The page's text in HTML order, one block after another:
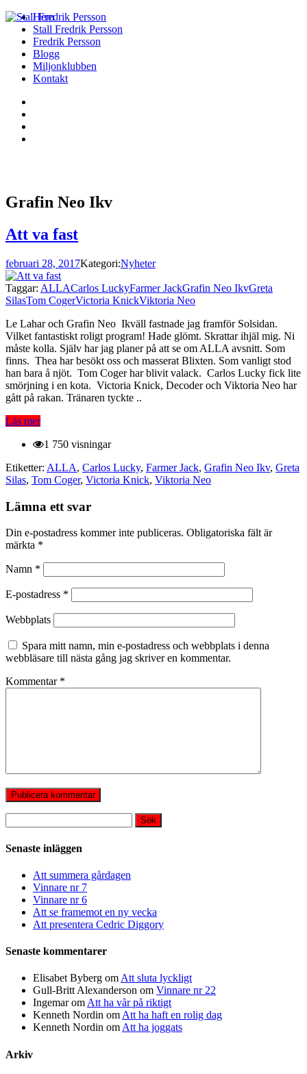
Hem
Stall Fredrik Persson
Fredrik Persson
Blogg
Miljonklubben
Kontakt
Grafin Neo Ikv
Att va fast
februari 28, 2017Kategori:Nyheter
Taggar: ALLACarlos LuckyFarmer JackGrafin Neo IkvGreta
SilasTom CogerVictoria KnickViktoria Neo
Le Lahar och Grafin Neo Ikväll fastnade jag framför Solsidan.
Vilket fantastiskt roligt program! Hade glömt. Skrattar ihjäl mig. Ni
måste kolla. Själv har jag planer på att se om ALLA avsnitt. Som
finns. Thea har besökt oss och masserat Blixten. Som vanligt stod
han bara å njöt. Tom Coger har blivit valack. Carlos Lucky fick lite
smörjning i en kota. Victoria Knick, Decoder och Viktoria Neo har
gått på rakan. Tränaren tyckte ..
Läs mer
1 750 visningar
Etiketter: ALLA, Carlos Lucky, Farmer Jack, Grafin Neo Ikv, Greta
Silas, Tom Coger, Victoria Knick, Viktoria Neo
Lämna ett svar
Din e-postadress kommer inte publiceras. Obligatoriska fält är
märkta *
Namn *
E-postadress *
Webbplats
Spara mitt namn, min e-postadress och webbplats i denna
webbläsare till nästa gång jag skriver en kommentar.
Kommentar *
efter:
Senaste inläggen
Att summera gårdagen
Vinnare nr 7
Vinnare nr 6
Att se framemot en ny vecka
Att presentera Cedric Diggory
Senaste kommentarer
Elisabet Byberg om Att sluta lyckligt
Gull-Britt Alexanderson om Vinnare nr 22
Ingemarom Att ha vår på riktigt
Kenneth Nordin om Att ha haft en rolig dag
Kenneth Nordin om Att ha joggats
Arkiv